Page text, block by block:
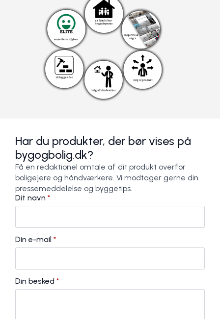
Har du produkter, der bør vises på
bygogbolig.dk?
Få en redaktionel omtale af dit produkt overfor
boligejere og håndværkere. Vi modtager gerne din
pressemeddelelse og byggetips.
Dit navn *
Din e-mail *
Din besked *